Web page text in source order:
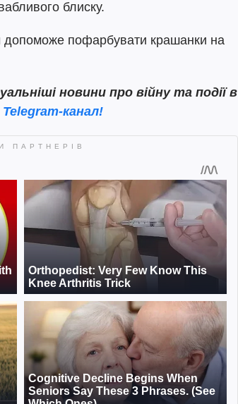
блиску.
допоможе пофарбувати крашанки на
новини про війну та події в
Telegram-канал!